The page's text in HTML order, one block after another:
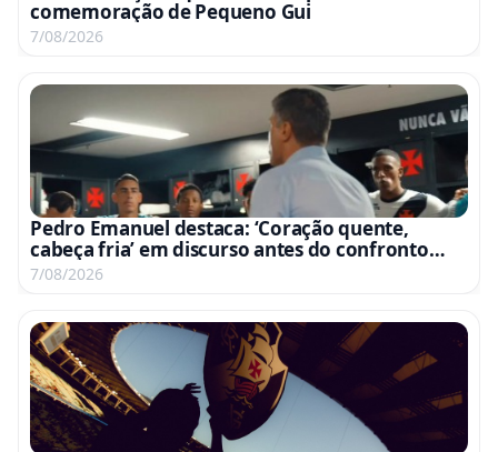
comemoração de Pequeno Gui
7/08/2026
Pedro Emanuel destaca: ‘Coração quente,
cabeça fria’ em discurso antes do confronto
com o Fluminense
7/08/2026